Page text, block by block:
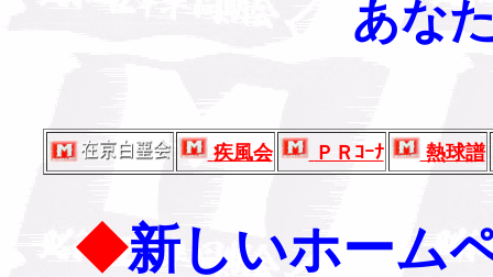
あなた
疾風会 ＰＲｺｰﾅ 熱球譜
◆新しいホーム